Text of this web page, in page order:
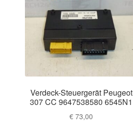
Verdeck-Steuergerät Peugeot
307 CC 9647538580 6545N1
€ 73,00